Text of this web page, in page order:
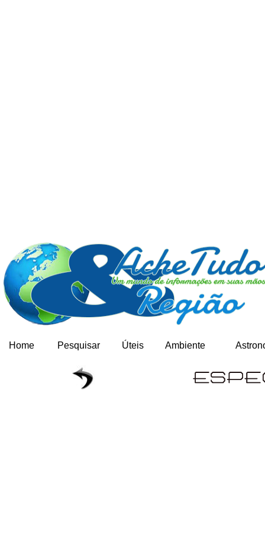
Home Pesquisar Úteis Ambiente